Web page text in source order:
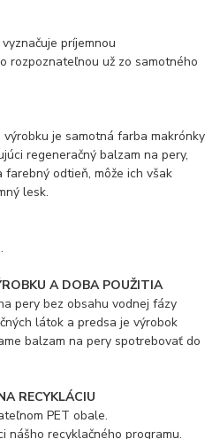
príjemnou
rozpoznateľnou už zo samotného
je samotná farba makrónky
regeneračný balzam na pery,
odtieň, môže ich však
lesk.
A DOBA POUŽITIA
pery bez obsahu vodnej fázy
látok a predsa je výrobok
balzam na pery spotrebovať do
RECYKLÁCIU
PET obale.
nášho recyklačného programu.